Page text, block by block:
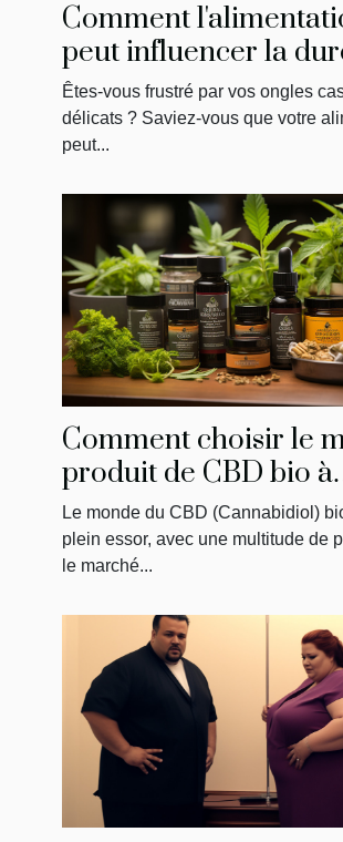
Comment
peut influencer la
vos ongles
Êtes-vous frustré par vos ongles
délicats ? Saviez-vous que votre
peut...
Comment choisir le
produit de CBD bio à
acheter
Le monde du CBD (Cannabidiol)
plein essor, avec une multitude de
le marché...